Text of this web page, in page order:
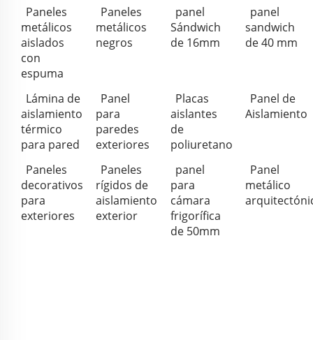
Paneles
metálicos
aislados
con
espuma
Paneles
metálicos
negros
panel
Sándwich
de 16mm
panel
sandwich
de 40 mm
Lámina de
aislamiento
térmico
para pared
Panel
para
paredes
exteriores
Placas
aislantes
de
poliuretano
Panel de
Aislamiento
Paneles
decorativos
para
exteriores
Paneles
rígidos de
aislamiento
exterior
panel
para
cámara
frigorífica
de 50mm
Panel
metálico